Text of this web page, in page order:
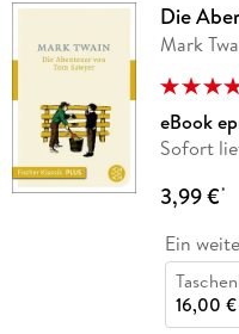
Die
Mark
eBook
Sofort
3,99 €*
Ein
16,00 €